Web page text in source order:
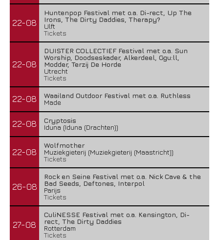
22-08
Huntenpop Festival met o.a. Di-rect, Up The
Irons, The Dirty Daddies, Therapy?
Ulft
Tickets
22-08
DUISTER COLLECTIEF Festival met o.a. Sun
Worship, Doodseskader, Alkerdeel, Ggu:ll,
Modder, Terzij De Horde
Utrecht
Tickets
22-08
Waailand Outdoor Festival met o.a. Ruthless
Made
22-08
Cryptosis
Iduna (Iduna (Drachten))
22-08
Wolfmother
Muziekgieterij (Muziekgieterij (Maastricht))
Tickets
26-08
Rock en Seine Festival met o.a. Nick Cave & the
Bad Seeds, Deftones, Interpol
Parijs
Tickets
27-08
CuliNESSE Festival met o.a. Kensington, Di-
rect, The Dirty Daddies
Rotterdam
Tickets